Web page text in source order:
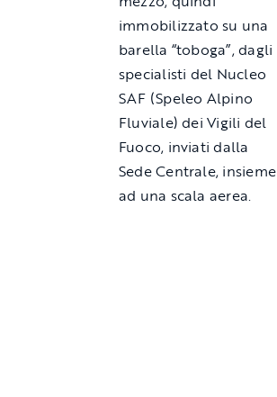
immobilizzato su una
barella “toboga”, dagli
specialisti del Nucleo
SAF (Speleo Alpino
Fluviale) dei Vigili del
Fuoco, inviati dalla
Sede Centrale, insieme
ad una scala aerea.